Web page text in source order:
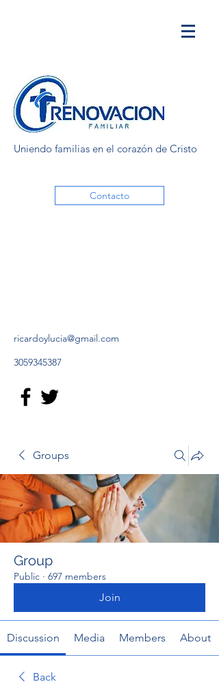
Uniendo familias en el corazón de Cristo
Contacto
ricardoylucia@gmail.com
3059345387
Groups
Group
Public · 697 members
Join
Discussion Media Members About
Back